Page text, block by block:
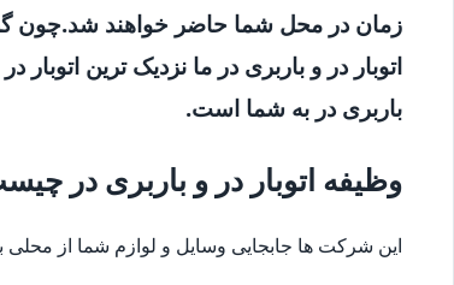
زمان در محل شما حاضر خواهند شد.چون
اتوبار در و باربری در ما نزدیک ترین اتوبار
باربری در به شما است.
وظیفه اتوبار در و باربری در
این شرکت ها جابجایی وسایل و لوازم شما از